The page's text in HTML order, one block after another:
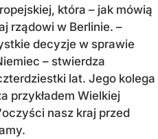
która – jak mówią
rządowi w Berlinie. –
decyzje w sprawie
– stwierdza
lat. Jego kolega
przykładem Wielkiej
nasz kraj przed